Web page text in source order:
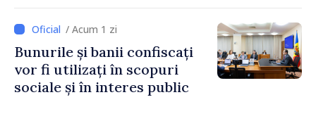
Irlandei de Nord, Fern
Horine / Acum 1 zi
Bunurile și banii confiscați
vor fi utilizați în scopuri
sociale și în interes public